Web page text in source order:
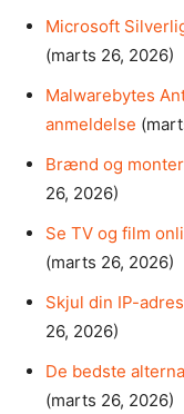
Microsoft
(marts 26, 2026)
Malwarebytes
anmeldelse
Brænd og monter
26, 2026)
Se TV og film
(marts 26, 2026)
Skjul din IP-
26, 2026)
De bedste
(marts 26, 2026)